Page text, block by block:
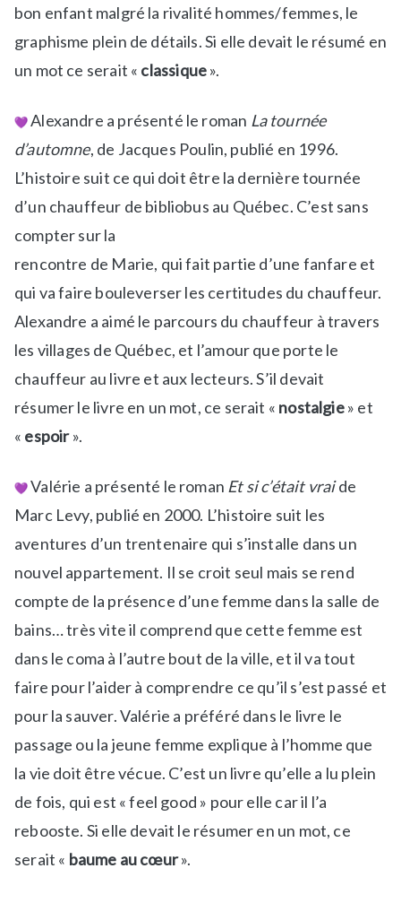
bon enfant malgré la rivalité hommes/femmes, le
graphisme plein de détails. Si elle devait le résumé en
un mot ce serait « classique».
Alexandre a présenté le roman La tournée
d’automne, de Jacques Poulin, publié en 1996.
L’histoire suit ce qui doit être la dernière tournée
d’un chauffeur de bibliobus au Québec. C’est sans
compter sur la
rencontre de Marie, qui fait partie d’une fanfare et
qui va faire bouleverser les certitudes du chauffeur.
Alexandre a aimé le parcours du chauffeur à travers
les villages de Québec, et l’amour que porte le
chauffeur au livre et aux lecteurs. S’il devait
résumer le livre en un mot, ce serait « nostalgie» et
« espoir».
Valérie a présenté le roman Et si c’était vraide
Marc Levy, publié en 2000. L’histoire suit les
aventures d’un trentenaire qui s’installe dans un
nouvel appartement. Il se croit seul mais se rend
compte de la présence d’une femme dans la salle de
bains… très vite il comprend que cette femme est
dans le coma à l’autre bout de la ville, et il va tout
faire pour l’aider à comprendre ce qu’il s’est passé et
pour la sauver. Valérie a préféré dans le livre le
passage ou la jeune femme explique à l’homme que
la vie doit être vécue. C’est un livre qu’elle a lu plein
de fois, qui est « feel good » pour elle car il l’a
rebooste. Si elle devait le résumer en un mot, ce
serait « baume au cœur».